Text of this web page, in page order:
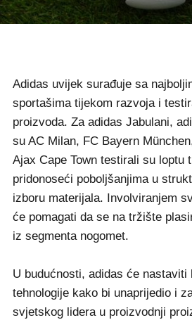
Adidas uvijek surađuje sa
sportašima tijekom razvoja i
proizvoda. Za adidas Jabulani,
su AC Milan, FC Bayern
Ajax Cape Town testirali su loptu
pridonoseći poboljšanjima u
izboru materijala. Involviranjem
će pomagati da se na tržište
iz segmenta nogomet.
U budućnosti, adidas će
tehnologije kako bi unaprijedio i
svjetskog lidera u proizvodnji